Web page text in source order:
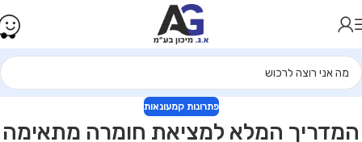
פתרונות קמעונאות
המדריך המלא למציאת חומרה מתאימה